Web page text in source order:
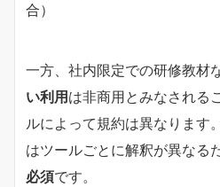
合）
一方、社内限定での研修教材
い利用 は非商用とみなされる
ルによって規約は異なります
はツールごとに解釈が異なる
必須です。